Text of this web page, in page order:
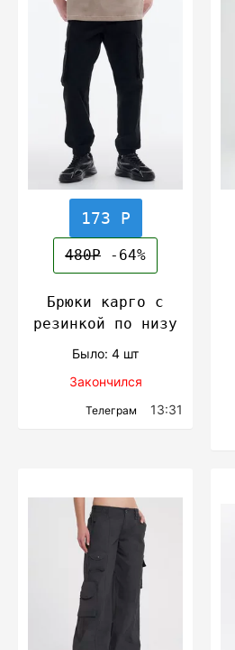
173 Р
480Р -64%
Брюки карго с
резинкой по низу
Было: 4 шт
Закончился
Телеграм 13:31